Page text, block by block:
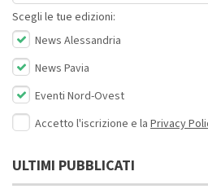
Scegli le tue edizioni:
News Alessandria
News Pavia
Eventi Nord-Ovest
Accetto l'iscrizione e la Privacy
ULTIMI PUBBLICATI